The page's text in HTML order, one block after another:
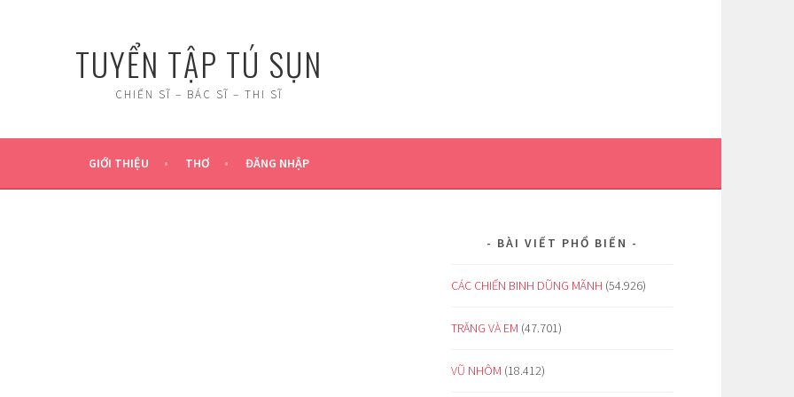
TUYỂN TẬP TÚ SỤN
CHIẾN SĨ – BÁC SĨ – THI SĨ
GIỚI THIỆU THƠ ĐĂNG NHẬP
BÀI VIẾT PHỔ BIẾN
CÁC CHIẾN BINH DŨNG MÃNH (54.926)
TRĂNG VÀ EM (47.701)
VŨ NHÔM (18.412)